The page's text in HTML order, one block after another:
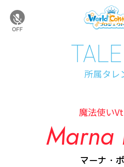
所属タレ
魔法使い
Marna
マーナ・